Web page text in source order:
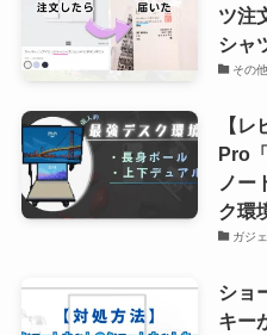
ツ注
シャ
その他
【
Pro
ノー
ク環
ガジ
ショ
キー